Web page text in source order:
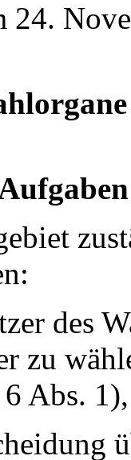
24.
des
zu
6 Abs. 1),